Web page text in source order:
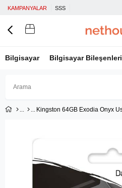
KAMPANYALAR SSS
Bilgisayar Bilgisayar Bileşenleri
Üye Girişi